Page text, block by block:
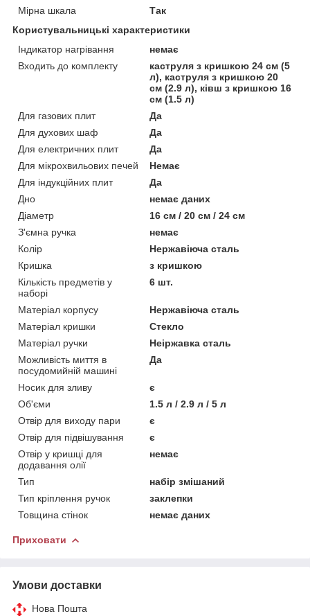
Мірна шкала
Так
Користувальницькі характеристики
Індикатор нагрівання
немає
Входить до комплекту
каструля з кришкою 24 см (5
л), каструля з кришкою 20
см (2.9 л), ківш з кришкою 16
см (1.5 л)
Для газових плит
Да
Для духових шаф
Да
Для електричних плит
Да
Для мікрохвильових печей
Немає
Для індукційних плит
Да
Дно
немає даних
Діаметр
16 см / 20 см / 24 см
З'ємна ручка
немає
Колір
Нержавіюча сталь
Кришка
з кришкою
Кількість предметів у
наборі
6 шт.
Матеріал корпусу
Нержавіюча сталь
Матеріал кришки
Стекло
Матеріал ручки
Неіржавка сталь
Можливість миття в
посудомийній машині
Да
Носик для зливу
є
Об'єми
1.5 л / 2.9 л / 5 л
Отвір для виходу пари
є
Отвір для підвішування
є
Отвір у кришці для
додавання олії
немає
Тип
набір змішаний
Тип кріплення ручок
заклепки
Товщина стінок
немає даних
Приховати
Умови доставки
Нова Пошта